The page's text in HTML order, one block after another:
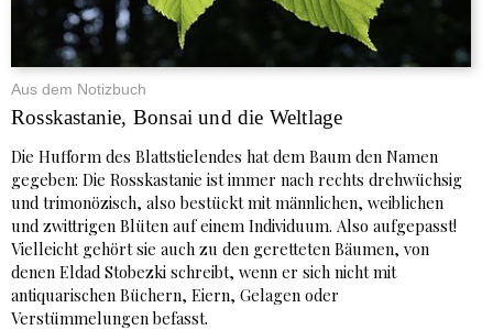
Aus dem Notizbuch
Rosskastanie, Bonsai und die Weltlage
Die Hufform des Blattstielendes hat dem Baum den Namen
gegeben: Die Rosskastanie ist immer nach rechts drehwüchsig
und trimonözisch, also bestückt mit männlichen, weiblichen
und zwittrigen Blüten auf einem Individuum. Also aufgepasst!
Vielleicht gehört sie auch zu den geretteten Bäumen, von
denen Eldad Stobezki schreibt, wenn er sich nicht mit
antiquarischen Büchern, Eiern, Gelagen oder
Verstümmelungen befasst.